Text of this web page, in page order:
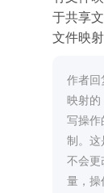
于共享
文件映射
作者回
映射
写操作
制。这
不会更
量，操